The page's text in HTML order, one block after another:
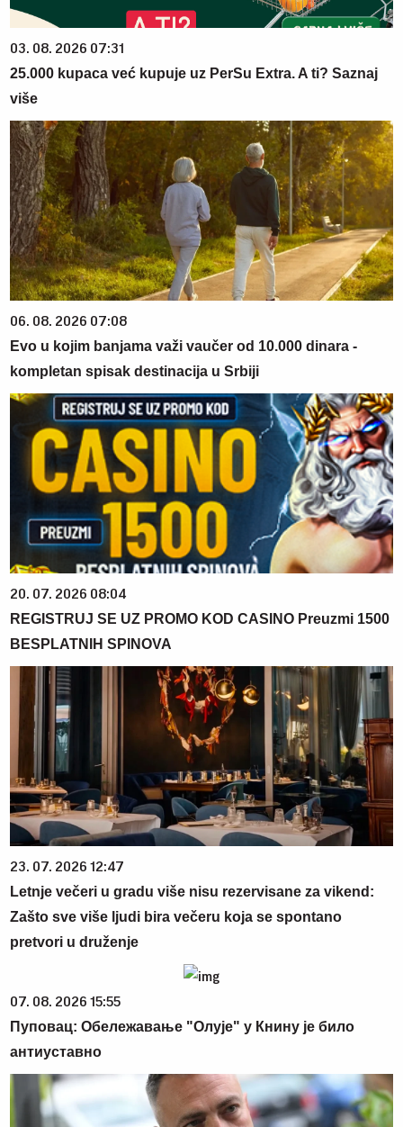
03. 08. 2026 07:31
25.000 kupaca već kupuje uz PerSu Extra. A ti? Saznaj
više
06. 08. 2026 07:08
Evo u kojim banjama važi vaučer od 10.000 dinara -
kompletan spisak destinacija u Srbiji
20. 07. 2026 08:04
REGISTRUJ SE UZ PROMO KOD CASINO Preuzmi 1500
BESPLATNIH SPINOVA
23. 07. 2026 12:47
Letnje večeri u gradu više nisu rezervisane za vikend:
Zašto sve više ljudi bira večeru koja se spontano
pretvori u druženje
07. 08. 2026 15:55
Пуповац: Обележавање "Олује" у Книну је било
антиуставно